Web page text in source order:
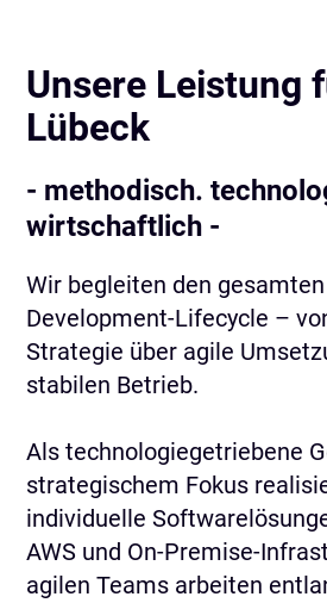
Unsere Leistung
Lübeck
- methodisch.
wirtschaftlich -
Wir begleiten den
Development-Lifecycle –
Strategie über agile
stabilen Betrieb.
Als technologiegetriebene
strategischem Fokus
individuelle
AWS und On-Premise-
agilen Teams arbeiten